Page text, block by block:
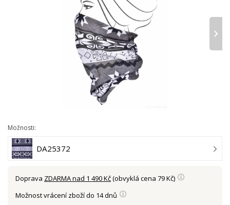
›
Možnosti:
DA25372
Doprava ZDARMA nad 1 490 Kč(obvyklá cena 79 Kč)
Možnost vrácení zboží do 14 dnů